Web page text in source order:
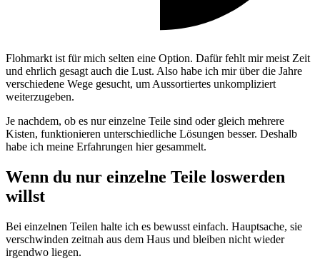
Flohmarkt ist für mich selten eine Option. Dafür fehlt mir meist Zeit
und ehrlich gesagt auch die Lust. Also habe ich mir über die Jahre
verschiedene Wege gesucht, um Aussortiertes unkompliziert
weiterzugeben.
Je nachdem, ob es nur einzelne Teile sind oder gleich mehrere
Kisten, funktionieren unterschiedliche Lösungen besser. Deshalb
habe ich meine Erfahrungen hier gesammelt.
Wenn du nur einzelne Teile loswerden
willst
Bei einzelnen Teilen halte ich es bewusst einfach. Hauptsache, sie
verschwinden zeitnah aus dem Haus und bleiben nicht wieder
irgendwo liegen.